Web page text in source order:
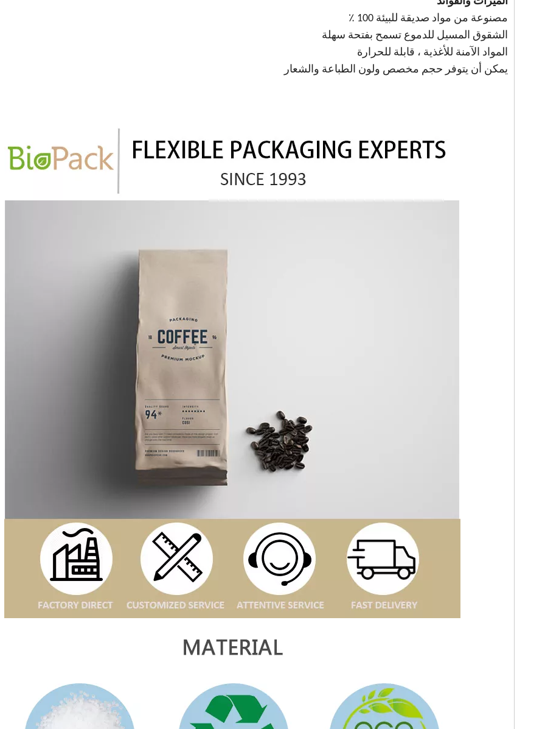
مصنوعة من مواد صديقة للبيئة 100 ٪
الشقوق المسيل للدموع تسمح بفتحة سهلة
المواد الآمنة للأغذية ، قابلة للحرارة
يمكن أن يتوفر حجم مخصص ولون الطباعة والشعار